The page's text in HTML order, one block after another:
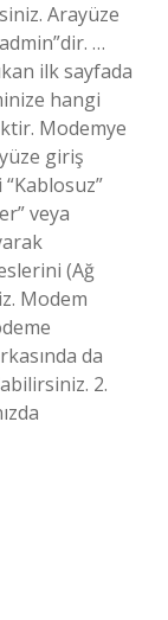
Arayüze
…
ilk sayfada
hangi
Modemye
giriş
veya
(Ağ
Modem
da
2.